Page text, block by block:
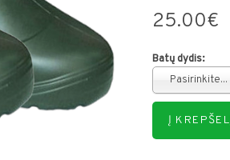
25.00€
Batų dydis:
Pasirinkite...